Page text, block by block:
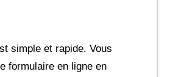
simple et rapide. Vous
formulaire en ligne en